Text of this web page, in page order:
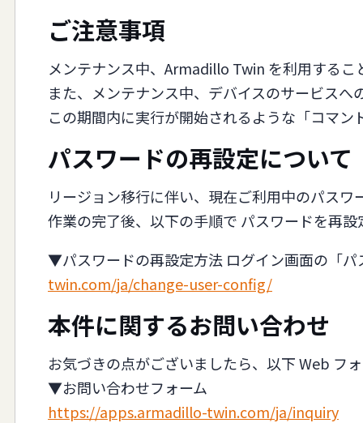
ご注意事項
メンテナンス中、Armadillo Twin を利用するこ
また、メンテナンス中、デバイスのサービス
この期間内に実行が開始されるような「コマ
パスワードの再設定について
リージョン移行に伴い、現在ご利用中のパス
作業の完了後、以下の手順で パスワードを再
▼パスワードの再設定方法 ログイン画面の「
twin.com/ja/change-user-config/
本件に関するお問い合わせ
お気づきの点がございましたら、以下 Web フ
▼お問い合わせフォーム
https://apps.armadillo-twin.com/ja/inquiry